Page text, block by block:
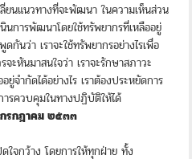
ลี่ยนแนวทางที่จะพัฒนา ในความเห็นส่วน
นการพัฒนาโดยใช้ทรัพยากรที่เหลืออยู่
นว่า เราจะใช้ทรัพยากรอย่างไรเพื่อ
ะหันมาสนใจว่า เราจะรักษาสภาวะ
จำกัดได้อย่างไร เราต้องประหยัดการ
ารควบคุมในทางปฏิบัติให้ได้
รกฎาคม ๒๕๓๓
ใจกว้าง โดยการให้ทุกฝ่าย ทั้ง